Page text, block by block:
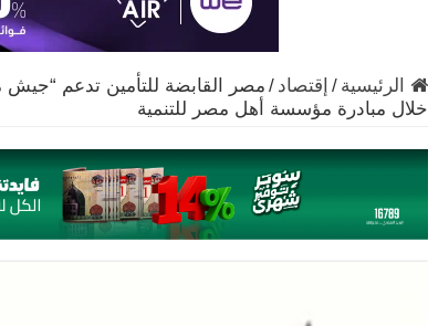
الرئيسية / إقتصاد / مصر القابضة للتأمين تدعم
خلال مبادرة مؤسسة أهل مصر للتنمية